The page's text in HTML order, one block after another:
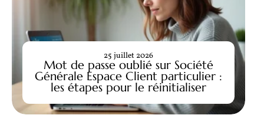
Mot de passe oublié sur Société
Générale Espace Client particulier :
les étapes pour le réinitialiser
25 juillet 2026